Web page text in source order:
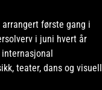
første gang i
i juni hvert år
teater, dans og visuell